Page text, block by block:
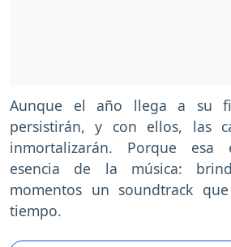
Aunque el año llega a su
persistirán, y con ellos, las
inmortalizarán. Porque esa
esencia de la música:
momentos un soundtrack
tiempo.